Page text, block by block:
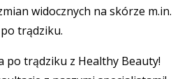
widocznych na skórze m.in.
trądziku.
po trądziku z Healthy Beauty!